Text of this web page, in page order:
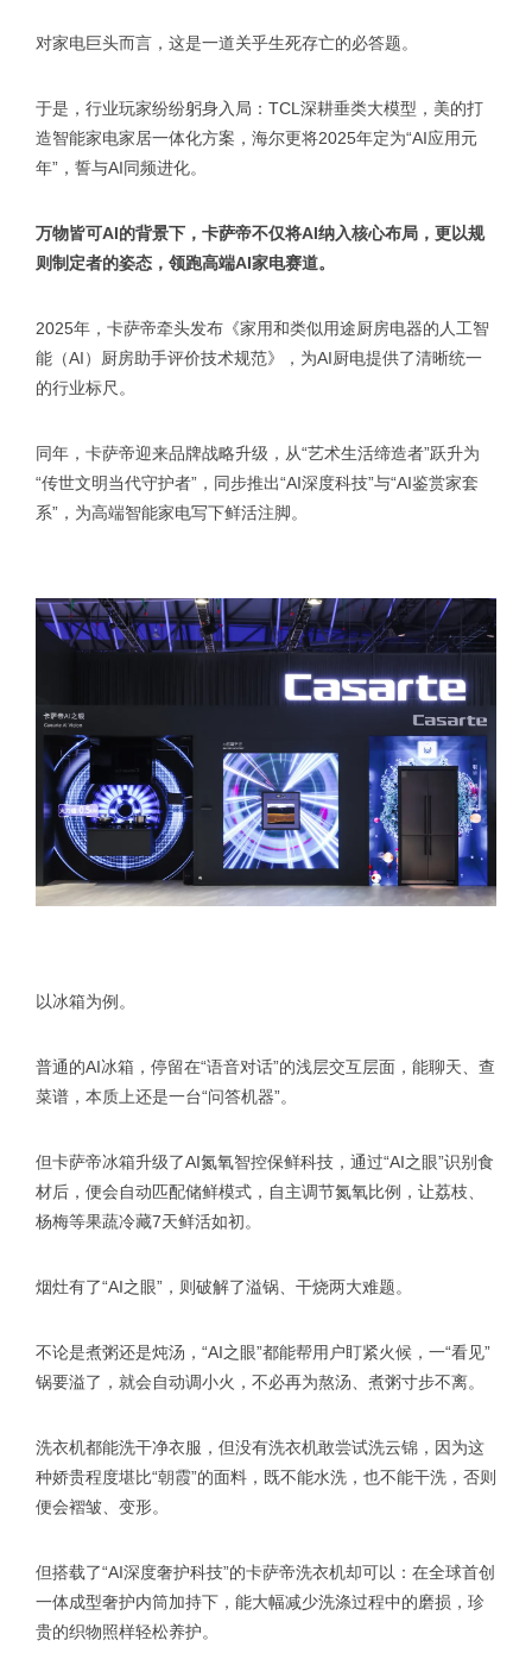
对家电巨头而言，这是一道关乎生死存亡的必答题。
于是，行业玩家纷纷躬身入局：TCL深耕垂类大模型，美的打
造智能家电家居一体化方案，海尔更将2025年定为“AI应用元
年”，誓与AI同频进化。
万物皆可AI的背景下，卡萨帝不仅将AI纳入核心布局，更以规
则制定者的姿态，领跑高端AI家电赛道。
2025年，卡萨帝牵头发布《家用和类似用途厨房电器的人工智
能（AI）厨房助手评价技术规范》，为AI厨电提供了清晰统一
的行业标尺。
同年，卡萨帝迎来品牌战略升级，从“艺术生活缔造者”跃升为
“传世文明当代守护者”，同步推出“AI深度科技”与“AI鉴赏家套
系”，为高端智能家电写下鲜活注脚。
以冰箱为例。
普通的AI冰箱，停留在“语音对话”的浅层交互层面，能聊天、查
菜谱，本质上还是一台“问答机器”。
但卡萨帝冰箱升级了AI氮氧智控保鲜科技，通过“AI之眼”识别食
材后，便会自动匹配储鲜模式，自主调节氮氧比例，让荔枝、
杨梅等果蔬冷藏7天鲜活如初。
烟灶有了“AI之眼”，则破解了溢锅、干烧两大难题。
不论是煮粥还是炖汤，“AI之眼”都能帮用户盯紧火候，一“看见”
锅要溢了，就会自动调小火，不必再为熬汤、煮粥寸步不离。
洗衣机都能洗干净衣服，但没有洗衣机敢尝试洗云锦，因为这
种娇贵程度堪比“朝霞”的面料，既不能水洗，也不能干洗，否则
便会褶皱、变形。
但搭载了“AI深度奢护科技”的卡萨帝洗衣机却可以：在全球首创
一体成型奢护内筒加持下，能大幅减少洗涤过程中的磨损，珍
贵的织物照样轻松养护。